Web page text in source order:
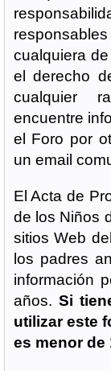
cualquiera
el derecho
cualquier
encuentre
el Foro por
un email
El Acta de
de los Niños
sitios Web
los padres
información
años. Si
utilizar este
es menor de